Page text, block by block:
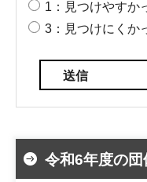
1：見つけやすか
3：見つけにくか
令和6年度の